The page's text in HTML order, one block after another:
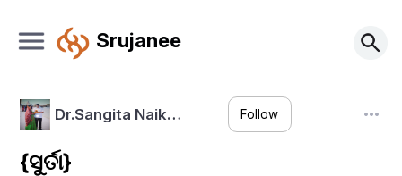
Srujanee
Dr.Sangita Naik… Follow
{ସୁର୍ତା}